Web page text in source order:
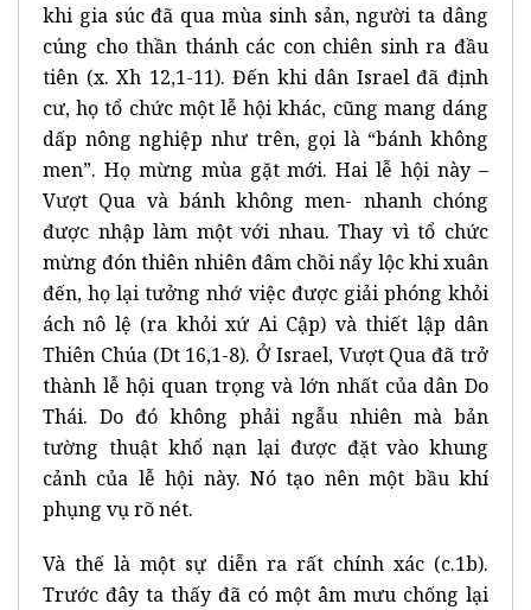
khi gia súc đã qua mùa sinh sản, người ta dâng
cúng cho thần thánh các con chiên sinh ra đầu
tiên (x. Xh 12,1-11). Đến khi dân Israel đã định
cư, họ tổ chức một lễ hội khác, cũng mang dáng
dấp nông nghiệp như trên, gọi là “bánh không
men”. Họ mừng mùa gặt mới. Hai lễ hội này –
Vượt Qua và bánh không men- nhanh chóng
được nhập làm một với nhau. Thay vì tổ chức
mừng đón thiên nhiên đâm chồi nẩy lộc khi xuân
đến, họ lại tưởng nhớ việc được giải phóng khỏi
ách nô lệ (ra khỏi xứ Ai Cập) và thiết lập dân
Thiên Chúa (Dt 16,1-8). Ở Israel, Vượt Qua đã trở
thành lễ hội quan trọng và lớn nhất của dân Do
Thái. Do đó không phải ngẫu nhiên mà bản
tường thuật khổ nạn lại được đặt vào khung
cảnh của lễ hội này. Nó tạo nên một bầu khí
phụng vụ rõ nét.
Và thế là một sự diễn ra rất chính xác (c.1b).
Trước đây ta thấy đã có một âm mưu chống lại